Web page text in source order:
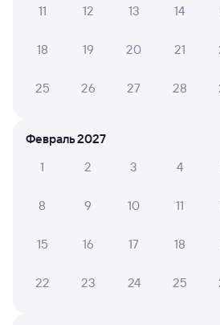
Купить билеты на поезд до
11 12 13 14
18 19 20 21
25 26 27 28
Февраль 2027
1
2 3 4
8 9 10 11
15 16 17 18
22 23 24 25